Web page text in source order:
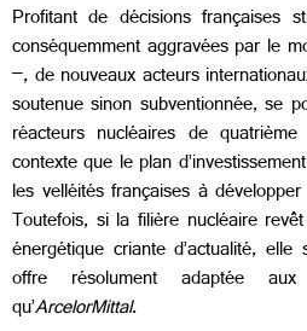
Profitant de décisions françaises
conséquemment aggravées par le
–, de nouveaux acteurs
soutenue sinon subventionnée, se
réacteurs nucléaires de
contexte que le plan d’investissement
les velléités françaises à
Toutefois, si la filière nucléaire
énergétique criante d’actualité,
offre résolument adaptée
qu’ArcelorMittal.